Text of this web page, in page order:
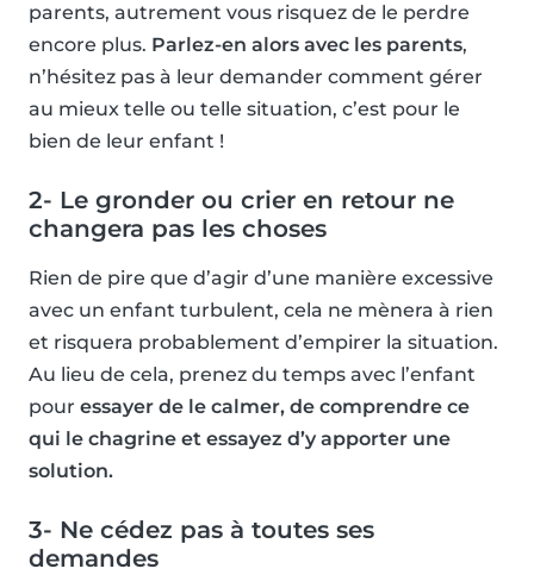
parents, autrement vous risquez de le perdre
encore plus. Parlez-en alors avec les parents,
n’hésitez pas à leur demander comment gérer
au mieux telle ou telle situation, c’est pour le
bien de leur enfant !
2- Le gronder ou crier en retour ne
changera pas les choses
Rien de pire que d’agir d’une manière excessive
avec un enfant turbulent, cela ne mènera à rien
et risquera probablement d’empirer la situation.
Au lieu de cela, prenez du temps avec l’enfant
pour essayer de le calmer, de comprendre ce
qui le chagrine et essayez d’y apporter une
solution.
3- Ne cédez pas à toutes ses
demandes